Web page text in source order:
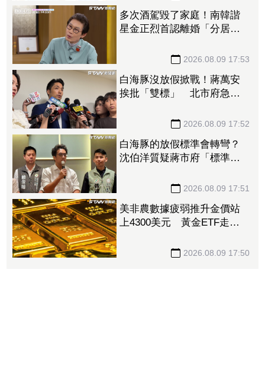
多次酒駕毀了家庭！南韓諧
星金正烈首認離婚「分居長
2026.08.09 17:53
白海豚沒放假掀戰！蔣萬安
挨批「雙標」 北市府急澄
2026.08.09 17:52
白海豚的放假標準會轉彎？
沈伯洋質疑蔣市府「標準不
2026.08.09 17:51
美非農數據疲弱推升金價站
上4300美元 黃金ETF走強
2026.08.09 17:50